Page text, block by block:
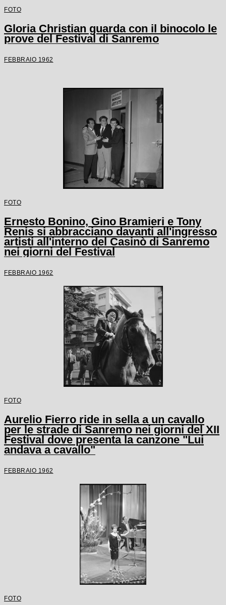
FOTO
Gloria Christian guarda con il binocolo le
prove del Festival di Sanremo
FEBBRAIO 1962
FOTO
Ernesto Bonino, Gino Bramieri e Tony
Renis si abbracciano davanti all'ingresso
artisti all'interno del Casinò di Sanremo
nei giorni del Festival
FEBBRAIO 1962
FOTO
Aurelio Fierro ride in sella a un cavallo
per le strade di Sanremo nei giorni del XII
Festival dove presenta la canzone "Lui
andava a cavallo"
FEBBRAIO 1962
FOTO